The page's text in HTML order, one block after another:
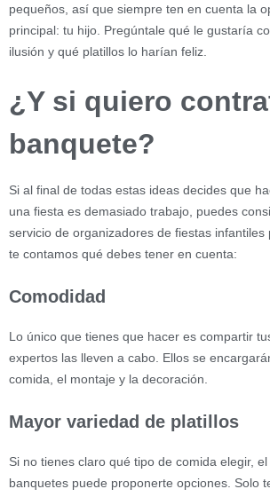
pequeños, así que siempre ten en cuenta la
principal: tu hijo. Pregúntale qué le gustaría
ilusión y qué platillos lo harían feliz.
¿Y si quiero
banquete?
Si al final de todas estas ideas decides que
una fiesta es demasiado trabajo, puedes
servicio de organizadores de fiestas infantiles
te contamos qué debes tener en cuenta:
Comodidad
Lo único que tienes que hacer es compartir
expertos las lleven a cabo. Ellos se
comida, el montaje y la decoración.
Mayor variedad de platillos
Si no tienes claro qué tipo de comida elegir,
banquetes puede proponerte opciones. Solo